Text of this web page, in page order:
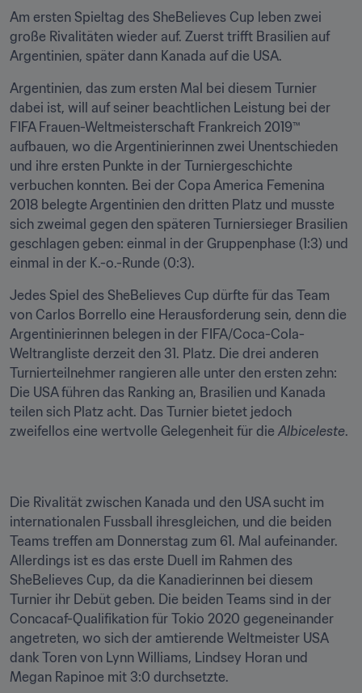
Am ersten Spieltag des SheBelieves Cup leben zwei
große Rivalitäten wieder auf. Zuerst trifft Brasilien auf
Argentinien, später dann Kanada auf die USA.
Argentinien, das zum ersten Mal bei diesem Turnier
dabei ist, will auf seiner beachtlichen Leistung bei der
FIFA Frauen-Weltmeisterschaft Frankreich 2019™
aufbauen, wo die Argentinierinnen zwei Unentschieden
und ihre ersten Punkte in der Turniergeschichte
verbuchen konnten. Bei der Copa America Femenina
2018 belegte Argentinien den dritten Platz und musste
sich zweimal gegen den späteren Turniersieger Brasilien
geschlagen geben: einmal in der Gruppenphase (1:3) und
einmal in der K.-o.-Runde (0:3).
Jedes Spiel des SheBelieves Cup dürfte für das Team
von Carlos Borrello eine Herausforderung sein, denn die
Argentinierinnen belegen in der FIFA/Coca-Cola-
Weltrangliste derzeit den 31. Platz. Die drei anderen
Turnierteilnehmer rangieren alle unter den ersten zehn:
Die USA führen das Ranking an, Brasilien und Kanada
teilen sich Platz acht. Das Turnier bietet jedoch
zweifellos eine wertvolle Gelegenheit für die Albiceleste.
Die Rivalität zwischen Kanada und den USA sucht im
internationalen Fussball ihresgleichen, und die beiden
Teams treffen am Donnerstag zum 61. Mal aufeinander.
Allerdings ist es das erste Duell im Rahmen des
SheBelieves Cup, da die Kanadierinnen bei diesem
Turnier ihr Debüt geben. Die beiden Teams sind in der
Concacaf-Qualifikation für Tokio 2020 gegeneinander
angetreten, wo sich der amtierende Weltmeister USA
dank Toren von Lynn Williams, Lindsey Horan und
Megan Rapinoe mit 3:0 durchsetzte.